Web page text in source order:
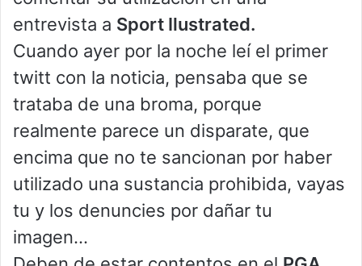
entrevista a Sport Ilustrated.
Cuando ayer por la noche leí el primer
twitt con la noticia, pensaba que se
trataba de una broma, porque
realmente parece un disparate, que
encima que no te sancionan por haber
utilizado una sustancia prohibida, vayas
tu y los denuncies por dañar tu
imagen…